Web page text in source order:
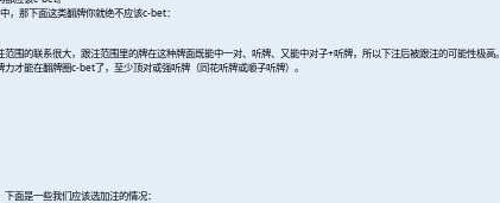
，那下面这类翻牌你就绝不应该c-bet：
围的联系很大，跟注范围里的牌在这种牌面既能中一对、听牌、又能中对子+听牌，所以下注后被跟注的可能性极高。
才能在翻牌圈c-bet了，至少顶对或强听牌（同花听牌或顺子听牌）。
面是一些我们应该选加注的情况：